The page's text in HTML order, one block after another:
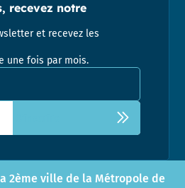
recevez notre
et recevez les
une fois par mois.
la newsletter
2ème ville de la Métropole de